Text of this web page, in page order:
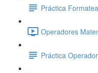
Práctica
Operadores
Práctica